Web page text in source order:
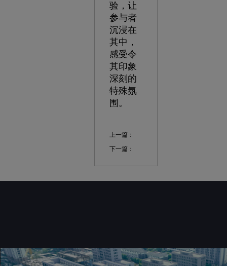
验，让
参与者
沉浸在
其中，
感受令
其印象
深刻的
特殊氛
围。
上一篇：
下一篇：